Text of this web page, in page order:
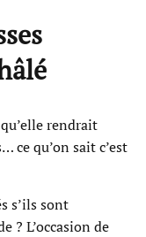
rendrait
ce qu’on sait c’est
s’ils sont
? L’occasion de